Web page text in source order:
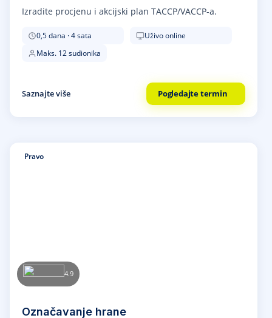
Izradite procjenu i akcijski plan TACCP/VACCP-a.
0,5 dana · 4 sata
Uživo online
Maks. 12 sudionika
Saznajte više Pogledajte termin
Pravo
4.9
Označavanje hrane